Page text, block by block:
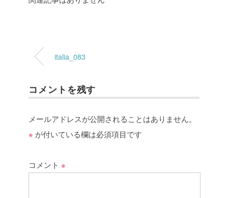
italia_083
コメントを残す
メールアドレスが公開されることはありません。
※ が付いている欄は必須項目です
コメント ※